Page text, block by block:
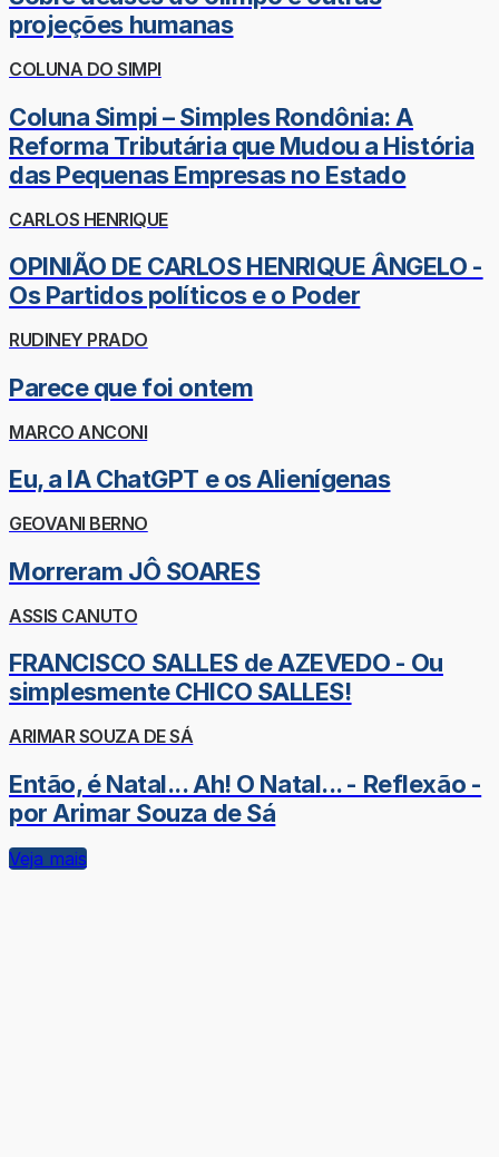
projeções humanas
COLUNA DO SIMPI
Coluna Simpi – Simples Rondônia: A
Reforma Tributária que Mudou a História
das Pequenas Empresas no Estado
CARLOS HENRIQUE
OPINIÃO DE CARLOS HENRIQUE ÂNGELO -
Os Partidos políticos e o Poder
RUDINEY PRADO
Parece que foi ontem
MARCO ANCONI
Eu, a IA ChatGPT e os Alienígenas
GEOVANI BERNO
Morreram JÔ SOARES
ASSIS CANUTO
FRANCISCO SALLES de AZEVEDO - Ou
simplesmente CHICO SALLES!
ARIMAR SOUZA DE SÁ
Então, é Natal... Ah! O Natal... - Reflexão -
por Arimar Souza de Sá
Veja mais